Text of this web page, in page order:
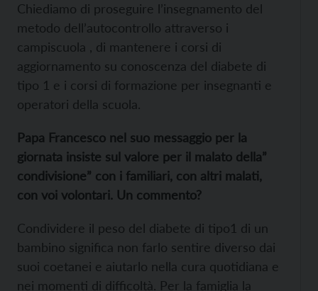
Chiediamo di proseguire l’insegnamento del
metodo dell’autocontrollo attraverso i
campiscuola , di mantenere i corsi di
aggiornamento su conoscenza del diabete di
tipo 1 e i corsi di formazione per insegnanti e
operatori della scuola.
Papa Francesco nel suo messaggio per la
giornata insiste sul valore per il malato della”
condivisione” con i familiari, con altri malati,
con voi volontari. Un commento?
Condividere il peso del diabete di tipo1 di un
bambino significa non farlo sentire diverso dai
suoi coetanei e aiutarlo nella cura quotidiana e
nei momenti di difficoltà. Per la famiglia la